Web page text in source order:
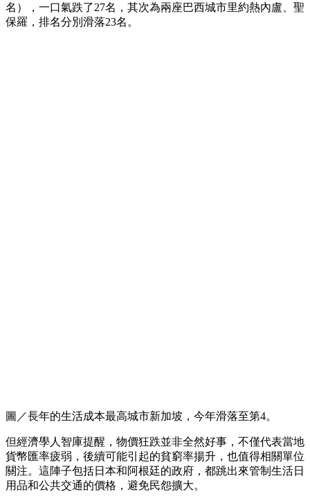
名），一口氣跌了27名，其次為兩座巴西城市里約熱內盧、聖
保羅，排名分別滑落23名。
圖／長年的生活成本最高城市新加坡，今年滑落至第4。
但經濟學人智庫提醒，物價狂跌並非全然好事，不僅代表當地
貨幣匯率疲弱，後續可能引起的貧窮率揚升，也值得相關單位
關注。這陣子包括日本和阿根廷的政府，都跳出來管制生活日
用品和公共交通的價格，避免民怨擴大。